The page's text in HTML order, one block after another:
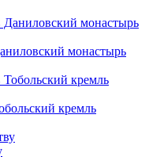
монастырь
кремль